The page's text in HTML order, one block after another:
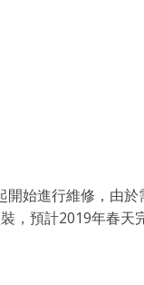
始進行維修，由
，預計2019年春天